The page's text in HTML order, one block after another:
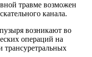
травме возможен
канала.
возникают во
операций на
трансуретральных